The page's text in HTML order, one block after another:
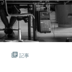
記事